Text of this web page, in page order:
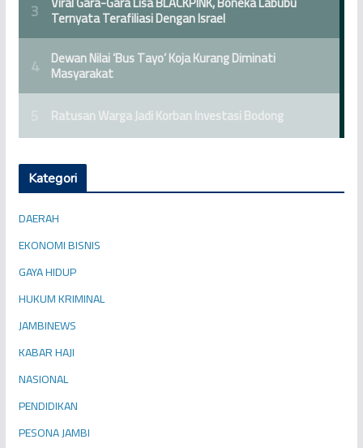
Kategori
DAERAH
EKONOMI BISNIS
GAYA HIDUP
HUKUM KRIMINAL
JAMBINEWS
KABAR HAJI
NASIONAL
PENDIDIKAN
PESONA JAMBI